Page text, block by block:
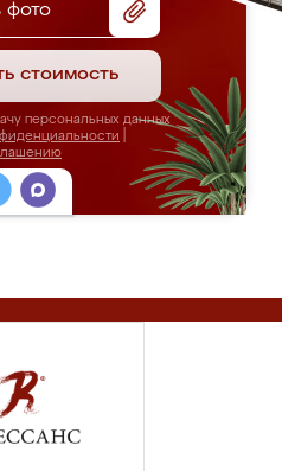
фото
стоимость
персональных данных